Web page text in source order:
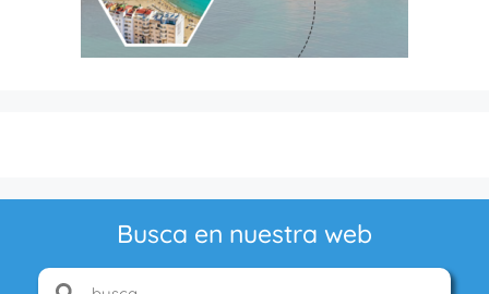
Busca en nuestra web